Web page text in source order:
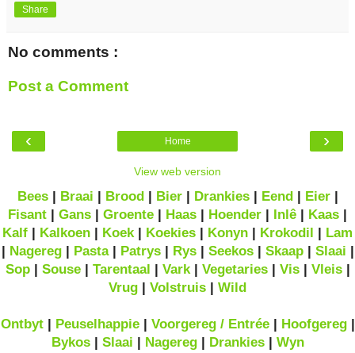
Share
No comments :
Post a Comment
‹ ›
Home
View web version
Bees| Braai | Brood| Bier| Drankies| Eend| Eier|
Fisant | Gans | Groente | Haas | Hoender | Inlê | Kaas |
Kalf | Kalkoen | Koek | Koekies | Konyn | Krokodil | Lam
| Nagereg| Pasta| Patrys| Rys| Seekos| Skaap| Slaai |
Sop| Souse| Tarentaal | Vark| Vegetaries| Vis| Vleis|
Vrug | Volstruis | Wild
Ontbyt| Peuselhappie| Voorgereg / Entrée| Hoofgereg|
Bykos| Slaai | Nagereg| Drankies| Wyn